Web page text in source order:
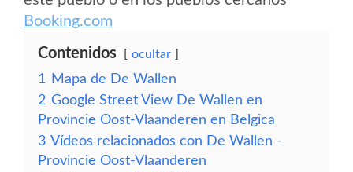
Booking.com
Contenidos ocultar
1
Mapa de De Wallen
2 Google Street View De Wallen en
Provincie Oost-Vlaanderen en Belgica
3 Vídeos relacionados con De Wallen -
Provincie Oost-Vlaanderen